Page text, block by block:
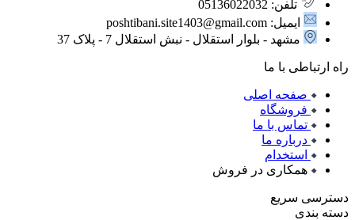
تلفن: 05136022032
ایمیل: poshtibani.site1403@gmail.com
مشهد - بلوار استقلال - نبش استقلال 7 - پلاک 37
راه ارتباطی با ما
صفحه اصلی
فروشگاه
تماس با ما
درباره ما
استخدام
همکاری در فروش
دسترسی سریع
دسته بندی